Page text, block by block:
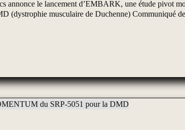
annonce le lancement d’EMBARK, une étude pivot
(dystrophie musculaire de Duchenne) Communiqué